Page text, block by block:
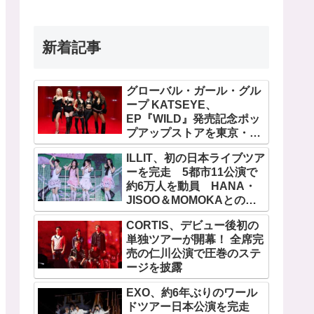
新着記事
グローバル・ガール・グル
ープ KATSEYE、
EP『WILD』発売記念ポッ
プアップストアを東京・原
宿で開催 限定グッズも登
場ILLIT、初の日本ライブツア
ーを完走 5都市11公演で
約6万人を動員 HANA・
JISOO＆MOMOKAとのス
ペシャルコラボも実現
CORTIS、デビュー後初の
単独ツアーが開幕！ 全席完
売の仁川公演で圧巻のステ
ージを披露
EXO、約6年ぶりのワール
ドツアー日本公演を完走